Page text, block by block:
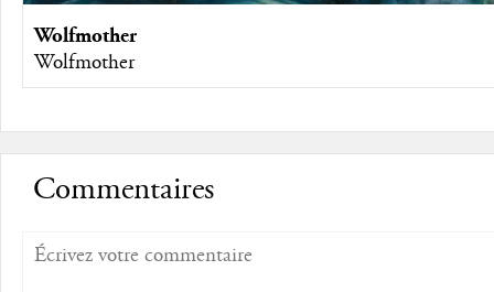
Wolfmother
Wolfmother
Commentaires